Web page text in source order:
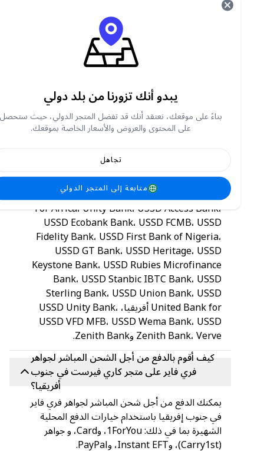
يمكنك الدفع من أجل شحن المباشر لجواهر فري فاير
في نيجيريا باستخدام خيارات الدفع المحلية الشهيرة
بما في ذلك: Paga، ALAT by WEMA، التحويل
المصرفي، البطاقة، Chipper Nigeria، Citibank
Nigeria، Ecobank Nigeria، Fidelity Bank
Monument Bank، جواهر (Carry1st)، Globus
Bank، Guaranty Trust Bank، Heritage Bank،
Jaiz Bank، Keystone Bank، Kuda Bank، Opay،
Opay Wallet، Paga Wallet، PalmPay، PayPal،
Polaris Bank Nigeria، Providus Bank، Stanbic
IBTC Bank، Standard Chartered Bank،
Sterling Bank، Suntrust Bank، Titan Trust
Bank، Union Bank of Nigeria، United Bank
For Africa، Unity Bank، USSD Access Bank،
USSD Ecobank Bank، USSD FCMB، USSD
Fidelity Bank، USSD First Bank of Nigeria،
USSD GT Bank، USSD Heritage، USSD
Keystone Bank، USSD Rubies Microfinance
Bank، USSD Stanbic IBTC Bank، USSD
Sterling Bank، USSD Union Bank، USSD
United Bank for أفريقيا، USSD Unity Bank،
USSD VFD MFB، USSD Wema Bank، USSD
Zenith Bank، Verve وZenith Bank.
كيف أقوم بالدفع من أجل الشحن المباشر لجواهر
فري فاير على متجر كاري فيرست في جنوب
أفريقيا؟
يمكنك الدفع من أجل شحن المباشر لجواهر فري فاير
في جنوب إفريقيا باستخدام خيارات الدفع المحلية
الشهيرة بما في ذلك: 1ForYou، وCard، و جواهر
يبدو أنك تزورنا من بلد دولي
بناءً على موقعك، نعتقد أنك قد تفضل المتجر الدولي، حيث ستحصل
على المحتوى والعروض والأسعار الخاصة بموقعك.
متابعة إلى المتجر الدولي